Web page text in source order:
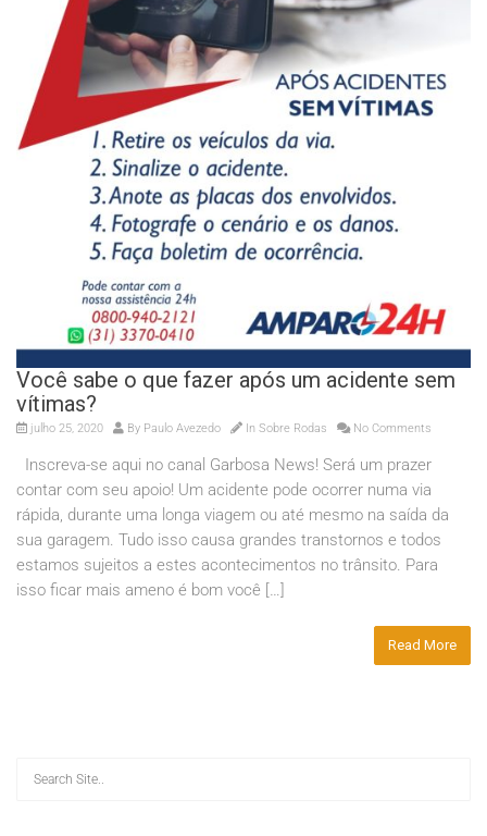
Você sabe o que fazer após um acidente sem
vítimas?
julho 25, 2020 By Paulo Avezedo In Sobre Rodas No Comments
Inscreva-se aqui no canal Garbosa News! Será um prazer
contar com seu apoio! Um acidente pode ocorrer numa via
rápida, durante uma longa viagem ou até mesmo na saída da
sua garagem. Tudo isso causa grandes transtornos e todos
estamos sujeitos a estes acontecimentos no trânsito. Para
isso ficar mais ameno é bom você […]
Read More